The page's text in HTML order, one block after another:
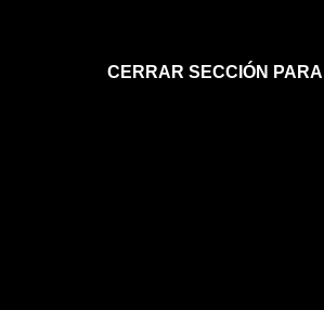
CERRAR SECCIÓN